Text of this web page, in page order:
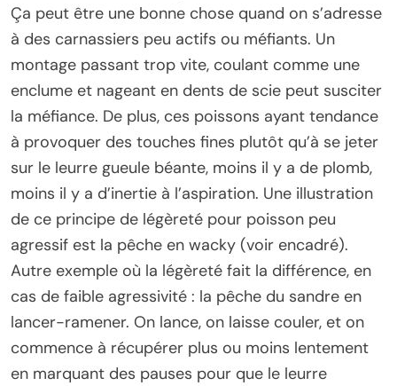
Ça peut être une bonne chose quand on s’adresse
à des carnassiers peu actifs ou méfiants. Un
montage passant trop vite, coulant comme une
enclume et nageant en dents de scie peut susciter
la méfiance. De plus, ces poissons ayant tendance
à provoquer des touches fines plutôt qu’à se jeter
sur le leurre gueule béante, moins il y a de plomb,
moins il y a d’inertie à l’aspiration. Une illustration
de ce principe de légèreté pour poisson peu
agressif est la pêche en wacky (voir encadré).
Autre exemple où la légèreté fait la différence, en
cas de faible agressivité : la pêche du sandre en
lancer-ramener. On lance, on laisse couler, et on
commence à récupérer plus ou moins lentement
en marquant des pauses pour que le leurre